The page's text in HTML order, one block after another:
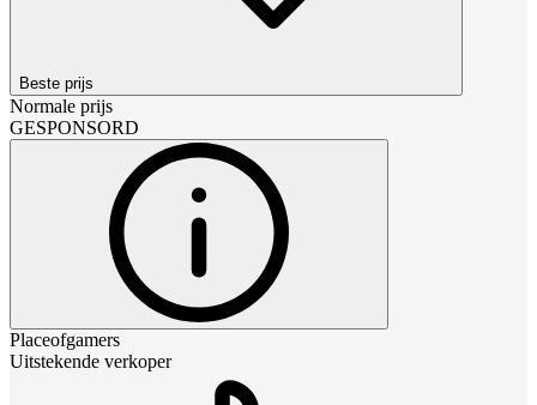
Beste prijs
Normale prijs
GESPONSORD
Placeofgamers
Uitstekende verkoper